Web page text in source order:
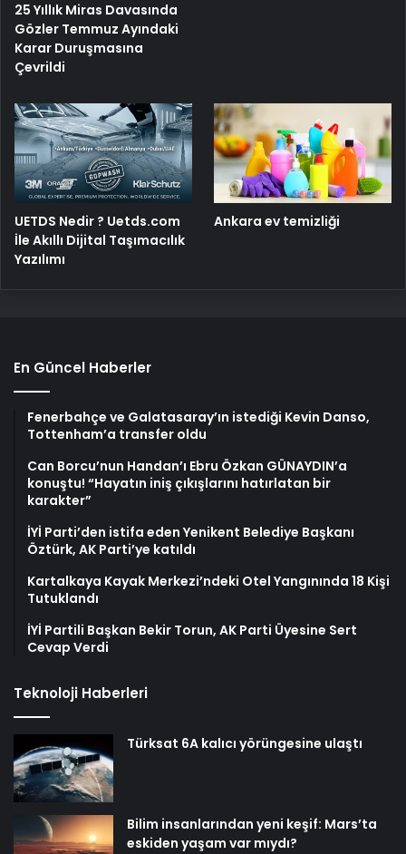
25 Yıllık Miras Davasında
Gözler Temmuz Ayındaki
Karar Duruşmasına
Çevrildi
UETDS Nedir ? Uetds.com
İle Akıllı Dijital Taşımacılık
Yazılımı
Ankara ev temizliği
En Güncel Haberler
Fenerbahçe ve Galatasaray’ın istediği Kevin Danso,
Tottenham’a transfer oldu
Can Borcu’nun Handan’ı Ebru Özkan GÜNAYDIN’a
konuştu! “Hayatın iniş çıkışlarını hatırlatan bir
karakter”
İYİ Parti’den istifa eden Yenikent Belediye Başkanı
Öztürk, AK Parti’ye katıldı
Kartalkaya Kayak Merkezi’ndeki Otel Yangınında 18 Kişi
Tutuklandı
İYİ Partili Başkan Bekir Torun, AK Parti Üyesine Sert
Cevap Verdi
Teknoloji Haberleri
Türksat 6A kalıcı yörüngesine ulaştı
Bilim insanlarından yeni keşif: Mars’ta
eskiden yaşam var mıydı?